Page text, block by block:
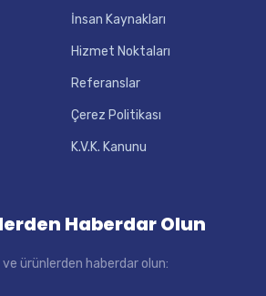
İnsan Kaynakları
Hizmet Noktaları
Referanslar
Çerez Politikası
K.V.K. Kanunu
Haberdar Olun
ürünlerden haberdar olun: